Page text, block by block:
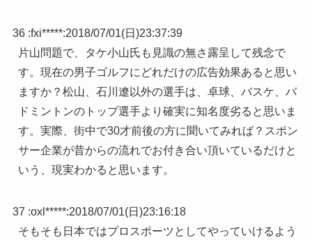
36 :fxi*****:2018/07/01(日)23:37:39
片山問題で、タケ小山氏も見識の無さ露呈して残念で
す。現在の男子ゴルフにどれだけの広告効果あると思い
ますか？松山、石川遼以外の選手は、卓球、バスケ、バ
ドミントンのトップ選手より確実に知名度劣ると思いま
す。実際、街中で30才前後の方に聞いてみれば？スポン
サー企業が昔からの流れでお付き合い頂いているだけと
いう、現実わかると思います。
37 :oxl*****:2018/07/01(日)23:16:18
そもそも日本ではプロスポーツとしてやっていけるよう